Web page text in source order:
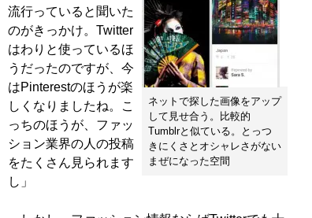
ネットで探した画像をアップ
して見せ合う。比較的
Tumblrと似ている。とっつ
きにくさとオシャレさがない
まぜになった空間
流行っていると聞いた
のがきっかけ。Twitter
はわりと使っているほ
うだったのですが、今
はPinterestのほうが楽
しくなりましたね。こ
っちのほうが、ファッ
ション業界の人の投稿
をたくさん見られます
し」